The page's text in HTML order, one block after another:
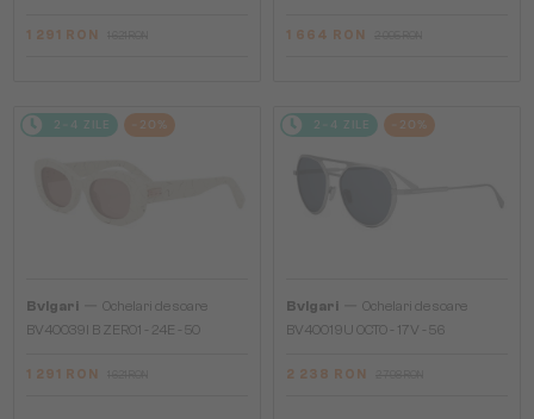
1 291 RON 1 664 RON
2-4 ZILE -20%
Bvlgari
Ochelari de soare
BV40039I B ZERO1 - 24E - 50
1 291 RON
2-4 ZILE -20%
Bvlgari
Ochelari de soare
BV40019U OCTO - 17V - 56
2 238 RON